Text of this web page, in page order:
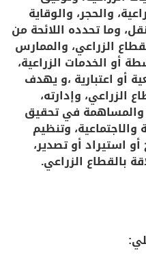
والحجر، والوقاية
وما تحدده اللائحة من
الزراعي، والممارس
أو الخدمات الزراعية،
أو اعتبارية ،و يهدف
الزراعي، وإدارته،
والمساهمة في تحقيق
والاجتماعية، وتنظيم
استيراد أو تصدير،
بالقطاع الزراعي.